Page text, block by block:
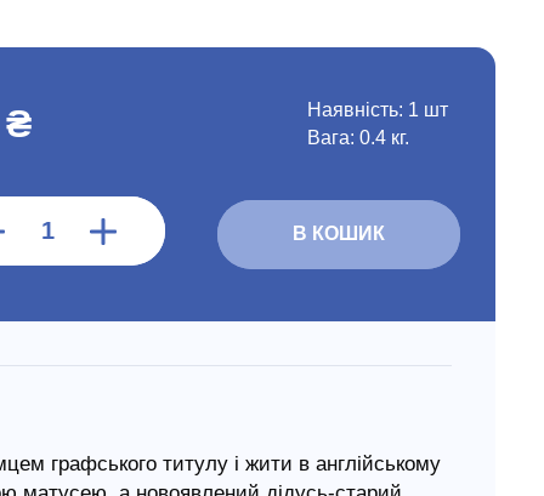
₴ Наявність: 1 шт
Вага: 0.4 кг.
В КОШИК
графського титулу і жити в англійському